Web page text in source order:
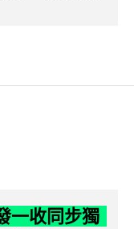
一收同步獨